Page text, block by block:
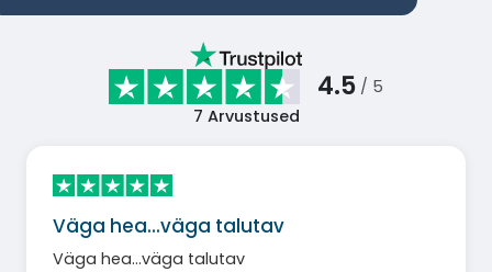
4.5 / 5
7 Arvustused
Väga hea...väga talutav
Väga hea...väga talutav